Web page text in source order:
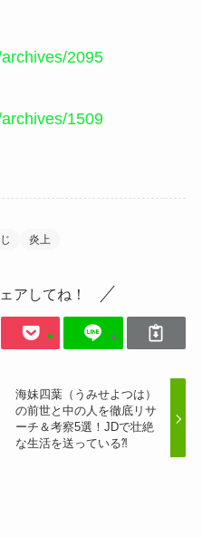
2095
1509
炎上
アしてね！
海妹四葉（うみせよつは）
の前世と中の人を徹底リサ
ーチ＆考察5選！JDで壮絶
な生活を送っている⁈